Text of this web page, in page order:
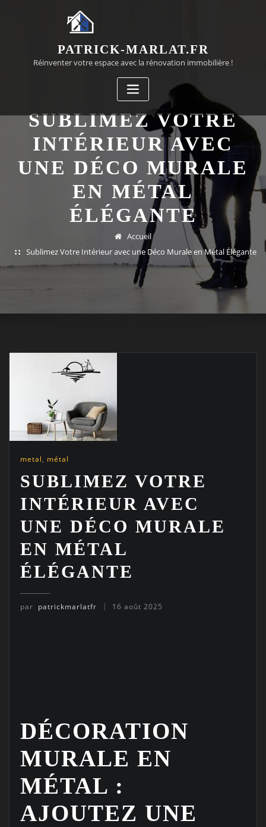
PATRICK-MARLAT.FR
Réinventer votre espace avec la rénovation immobilière !
SUBLIMEZ VOTRE
INTÉRIEUR AVEC
UNE DÉCO MURALE
EN MÉTAL
ÉLÉGANTE
Accueil
Sublimez Votre Intérieur avec une Déco Murale en Métal Élégante
metal, métal
SUBLIMEZ VOTRE
INTÉRIEUR AVEC
UNE DÉCO MURALE
EN MÉTAL
ÉLÉGANTE
par patrickmarlatfr 16 août 2025
DÉCORATION
MURALE EN
MÉTAL :
AJOUTEZ UNE